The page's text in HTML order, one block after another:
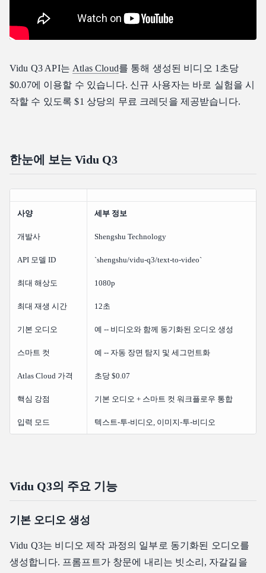
자주 묻는 질문(FAQ)
스마트 컷(Smart Cuts)이란 무엇인가요?
Vidu Q3는 이미지-투-비디오를 지원하나요?
Vidu Q3와 Veo 3.1은 어떻게 다른가요?
관련 아티클
Vidu Q3 API는 Atlas Cloud를 통해 생성된 비디오 1초당
$0.07에 이용할 수 있습니다. 신규 사용자는 바로 실험을 시
작할 수 있도록 $1 상당의 무료 크레딧을 제공받습니다.
한눈에 보는 Vidu Q3
사양 세부 정보
개발사 Shengshu Technology
API 모델 ID `shengshu/vidu-q3/text-to-video`
최대 해상도 1080p
최대 재생 시간 12초
기본 오디오 예 -- 비디오와 함께 동기화된 오디오 생성
스마트 컷 예 -- 자동 장면 탐지 및 세그먼트화
Atlas Cloud 가격 초당 $0.07
핵심 강점 기본 오디오 + 스마트 컷 워크플로우 통합
입력 모드 텍스트-투-비디오, 이미지-투-비디오
Vidu Q3의 주요 기능
기본 오디오 생성
Vidu Q3는 비디오 제작 과정의 일부로 동기화된 오디오를
생성합니다. 프롬프트가 창문에 내리는 빗소리, 자갈길을